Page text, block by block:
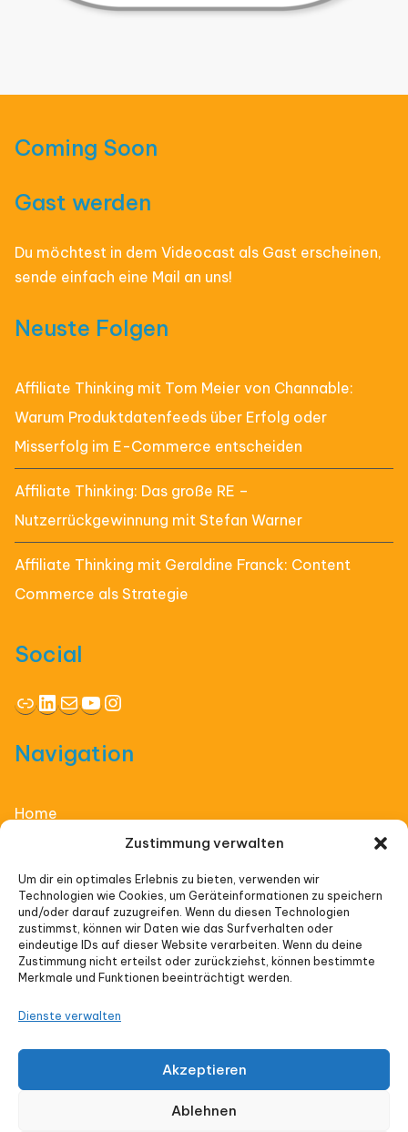
Zustimmung verwalten
Um dir ein optimales Erlebnis zu bieten, verwenden wir
Technologien wie Cookies, um Geräteinformationen zu speichern
und/oder darauf zuzugreifen. Wenn du diesen Technologien
zustimmst, können wir Daten wie das Surfverhalten oder
eindeutige IDs auf dieser Website verarbeiten. Wenn du deine
Zustimmung nicht erteilst oder zurückziehst, können bestimmte
Merkmale und Funktionen beeinträchtigt werden.
Dienste verwalten
Akzeptieren
Ablehnen
Coming Soon
Gast werden
Du möchtest in dem Videocast als Gast erscheinen,
sende einfach eine Mail an uns!
Neuste Folgen
Affiliate Thinking mit Tom Meier von Channable:
Warum Produktdatenfeeds über Erfolg oder
Misserfolg im E-Commerce entscheiden
Affiliate Thinking: Das große RE –
Nutzerrückgewinnung mit Stefan Warner
Affiliate Thinking mit Geraldine Franck: Content
Commerce als Strategie
Social
LinkLinkedIn
E-MailYouTube
Instagram
Navigation
Home
Vorträge
Veranstaltungen
Datenschutz
Cookie-Richtlinie (EU)